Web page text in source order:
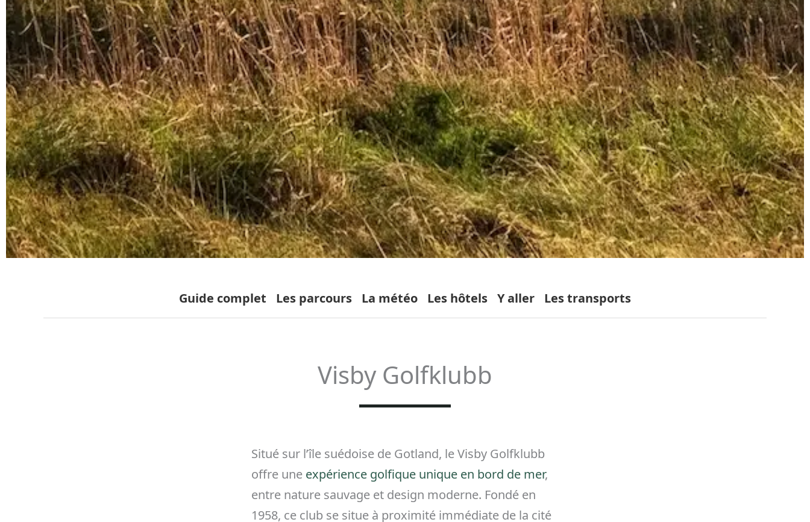
Guide complet Les parcours La météo Les hôtels Y aller Les transports
Visby Golfklubb
Situé sur l’île suédoise de Gotland, le Visby Golfklubb
offre une expérience golfique unique en bord de mer,
entre nature sauvage et design moderne. Fondé en
1958, ce club se situe à proximité immédiate de la cité